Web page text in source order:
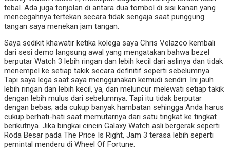
tebal. Ada juga tonjolan di antara dua tombol di sisi kanan yang
mencegahnya tertekan secara tidak sengaja saat punggung
tangan saya menekan jam tangan.
Saya sedikit khawatir ketika kolega saya Chris Velazco kembali
dari sesi demo langsung awal yang mengatakan bahwa bezel
berputar Watch 3 lebih ringan dan lebih kecil dari aslinya dan tidak
menempel ke setiap takik secara definitif seperti sebelumnya.
Tapi saya lega saat saya menggunakan kemudi sendiri. Ini jauh
lebih ringan dan lebih kecil, ya, dan meluncur melewati setiap takik
dengan lebih mulus dari sebelumnya. Tapi itu tidak berputar
dengan bebas; ada cukup banyak hambatan sehingga Anda harus
cukup berhati-hati saat memutarnya dari satu tingkat ke tingkat
berikutnya. Jika bingkai cincin Galaxy Watch asli bergerak seperti
Roda Besar pada The Price Is Right, Jam 3 terasa lebih seperti
pemintal menderu di Wheel Of Fortune.